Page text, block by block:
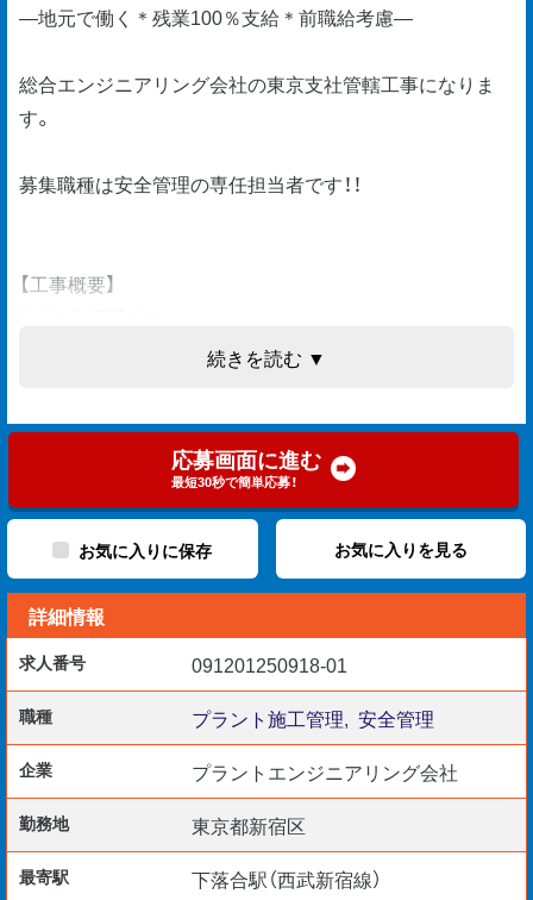
―地元で働く＊残業100％支給＊前職給考慮―
総合エンジニアリング会社の東京支社管轄工事になりま
す。
募集職種は安全管理の専任担当者です！！
【工事概要】
・安全書類の作成
・日々のKY報告書作成
他スタッフへの指示出しもお任せいたします。
連携を取りながら構内の労災撲滅にお力添えをします。
【勤務開始日】
・即日～相談可
安全管理経験者は必見です。
【使用ソフト】
・エクセル
続きを読む ▼
応募画面に進む
最短30秒で簡単応募！
お気に入りに保存 お気に入りを見る
詳細情報
求人番号 091201250918-01
職種 プラント施工管理,安全管理
企業 プラントエンジニアリング会社
勤務地 東京都新宿区
最寄駅 下落合駅（西武新宿線）